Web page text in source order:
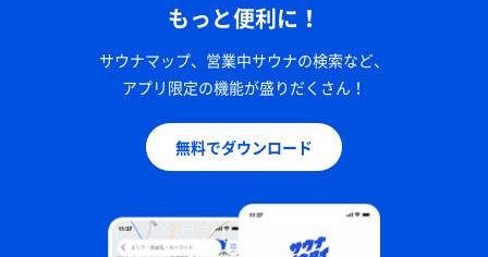
もっと便利に！
サウナマップ、営業中サウナの検索など、
アプリ限定の機能が盛りだくさん！
無料でダウンロード